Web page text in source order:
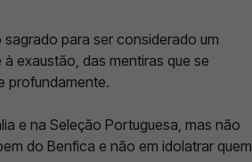
para ser considerado um
exaustão, das mentiras que se
profundamente.
e na Seleção Portuguesa, mas não
do Benfica e não em idolatrar quem